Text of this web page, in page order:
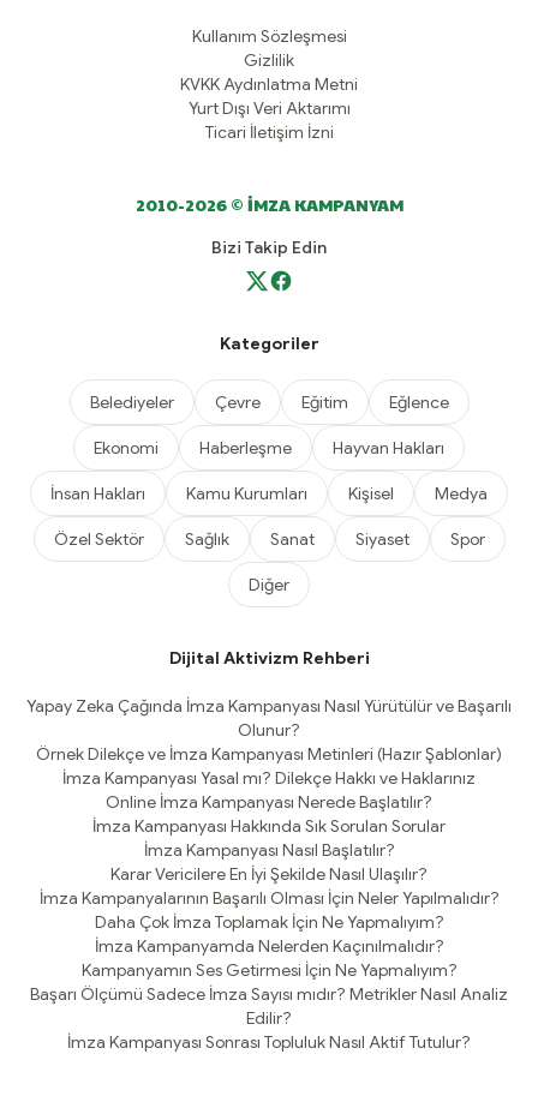
Kullanım Sözleşmesi
Gizlilik
KVKK Aydınlatma Metni
Yurt Dışı Veri Aktarımı
Ticari İletişim İzni
2010-2026 © İMZA KAMPANYAM
Bizi Takip Edin
Kategoriler
Belediyeler Çevre Eğitim Eğlence
Ekonomi Haberleşme Hayvan Hakları
İnsan Hakları Kamu Kurumları Kişisel Medya
Özel Sektör Sağlık Sanat Siyaset Spor
Diğer
Dijital Aktivizm Rehberi
Yapay Zeka Çağında İmza Kampanyası Nasıl Yürütülür ve Başarılı
Olunur?
Örnek Dilekçe ve İmza Kampanyası Metinleri (Hazır Şablonlar)
İmza Kampanyası Yasal mı? Dilekçe Hakkı ve Haklarınız
Online İmza Kampanyası Nerede Başlatılır?
İmza Kampanyası Hakkında Sık Sorulan Sorular
İmza Kampanyası Nasıl Başlatılır?
Karar Vericilere En İyi Şekilde Nasıl Ulaşılır?
İmza Kampanyalarının Başarılı Olması İçin Neler Yapılmalıdır?
Daha Çok İmza Toplamak İçin Ne Yapmalıyım?
İmza Kampanyamda Nelerden Kaçınılmalıdır?
Kampanyamın Ses Getirmesi İçin Ne Yapmalıyım?
Başarı Ölçümü Sadece İmza Sayısı mıdır? Metrikler Nasıl Analiz
Edilir?
İmza Kampanyası Sonrası Topluluk Nasıl Aktif Tutulur?